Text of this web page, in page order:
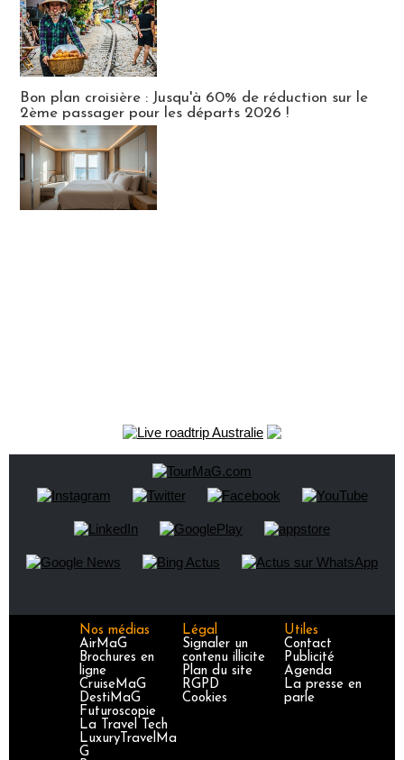
Bon plan croisière : Jusqu'à 60% de réduction sur le
2ème passager pour les départs 2026 !
Nos médias
AirMaG
Brochures en
ligne
CruiseMaG
DestiMaG
Futuroscopie
La Travel Tech
LuxuryTravelMa
G
Légal
Signaler un
contenu illicite
Plan du site
RGPD
Cookies
Utiles
Contact
Publicité
Agenda
La presse en
parle